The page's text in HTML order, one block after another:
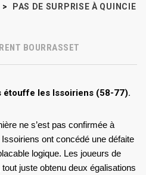
>
PAS DE SURPRISE À QUINCIE
BOURRASSET
étouffe les Issoiriens (58-77).
ne s’est pas confirmée à
ont concédé une défaite
logique. Les joueurs de
juste obtenu deux égalisations